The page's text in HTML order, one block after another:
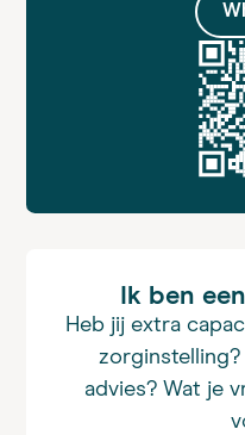
Ik ben
Heb jij extra
advies? Wat je